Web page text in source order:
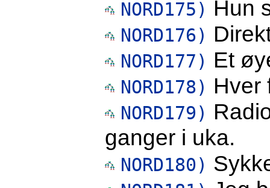
NORD175) Hun
NORD176)
NORD177) Et
NORD178) Hver
NORD179)
ganger i uka.
NORD180)